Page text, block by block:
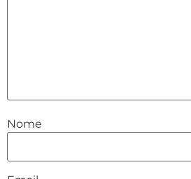
Nome